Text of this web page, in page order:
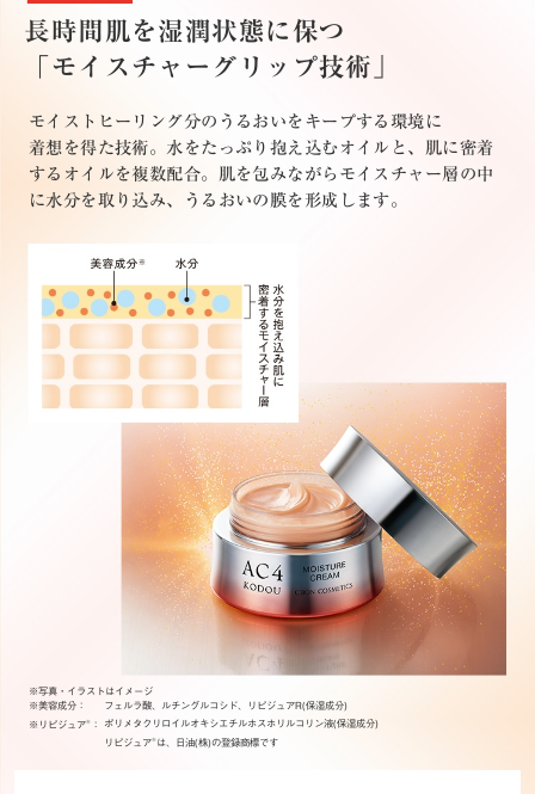
長時間肌を湿潤状態に保つ
「モイスチャーグリップ技術」
モイストヒーリング分のうるおいをキープする環境に
着想を得た技術。水をたっぷり抱え込むオイルと、肌に密着
するオイルを複数配合。肌を包みながらモイスチャー層の中
に水分を取り込み、うるおいの膜を形成します。
※写真・イラストはイメージ
※美容成分：
フェルラ酸、ルチングルコシド、リピジュアR(保湿成分)
※リピジュア® ：
ポリメタクリロイルオキシエチルホスホリルコリン液(保湿成分)
リピジュア® は、日油(株)の登録商標です